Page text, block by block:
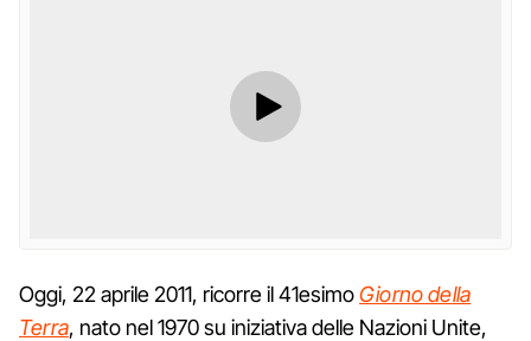
Oggi, 22 aprile 2011, ricorre il 41esimoGiorno della
Terra, nato nel 1970 su iniziativa delle Nazioni Unite,